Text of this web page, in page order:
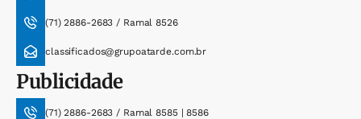
(71) 2886-2683 / Ramal 8526
classificados@grupoatarde.com.br
Publicidade
(71) 2886-2683 / Ramal 8585 | 8586